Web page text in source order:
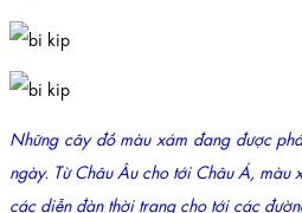
Những cây đồ màu xám đang được
ngày. Từ Châu Âu cho tới Châu Á, màu
các diễn đàn thời trang cho tới các